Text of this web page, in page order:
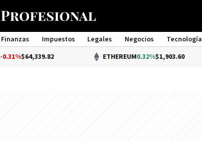
Finanzas Impuestos Legales Negocios Tecnología
Management
ETHEREUM0.32%$1,903.60